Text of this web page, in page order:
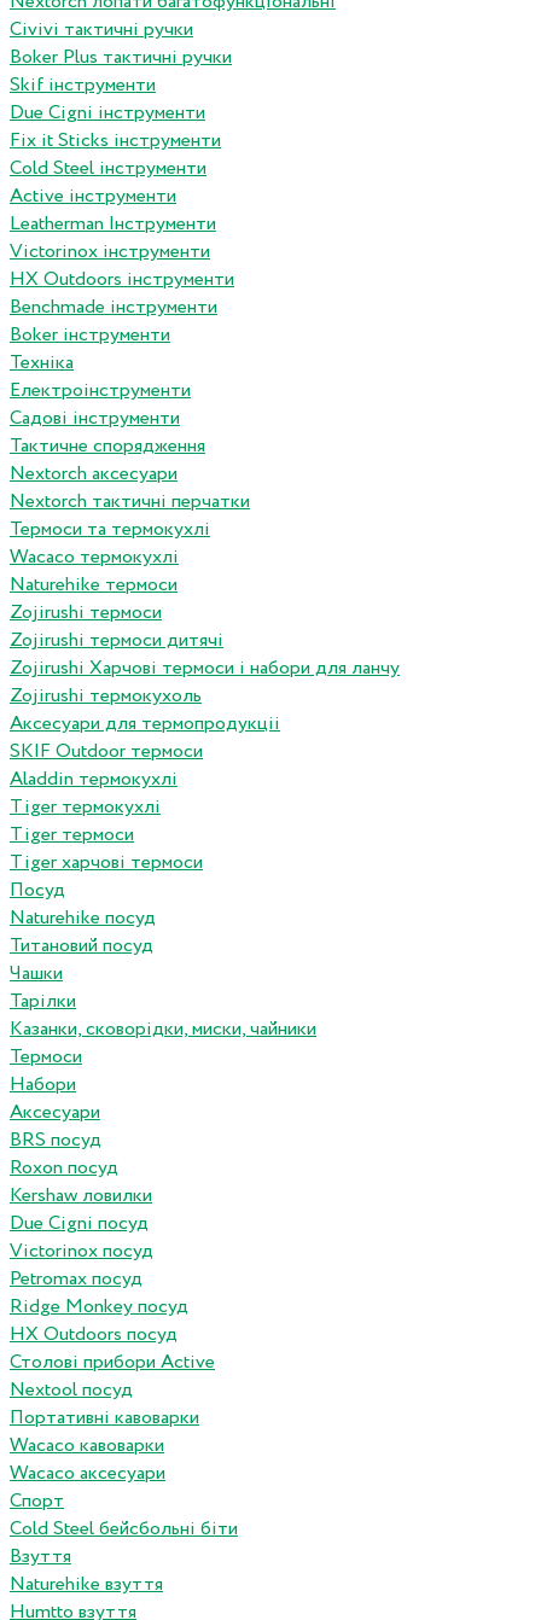
Сivivi тактичні ручки
Boker Plus тактичні ручки
Skif інструменти
Due Cigni інструменти
Fix it Sticks інструменти
Сold Steel інструменти
Active інструменти
Leatherman Інструменти
Victorinox інструменти
HX Outdoors інструменти
Benchmade інструменти
Boker інструменти
Техніка
Електроінструменти
Садові інструменти
Тактичне спорядження
Nextorch аксесуари
Nextorch тактичні перчатки
Термоси та термокухлі
Wacaco термокухлі
Naturehike термоси
Zojirushi термоси
Zojirushi термоси дитячі
Zojirushi Харчові термоси і набори для ланчу
Zojirushi термокухоль
Аксесуари для термопродукціі
SKIF Outdoor термоси
Aladdin термокухлі
Tiger термокухлі
Tiger термоси
Tiger харчові термоси
Посуд
Naturehike посуд
Титановий посуд
Чашки
Тарілки
Казанки, сковорідки, миски, чайники
Термоси
Набори
Аксесуари
BRS посуд
Roxon посуд
Kershaw ловилки
Due Cigni посуд
Victorinox посуд
Petromax посуд
Ridge Monkey посуд
HX Outdoors посуд
Столові прибори Active
Nextool посуд
Портативні кавоварки
Wacaco кавоварки
Wacaco аксесуари
Спорт
Cold Steel бейсбольні біти
Взуття
Naturehike взуття
Humtto взуття